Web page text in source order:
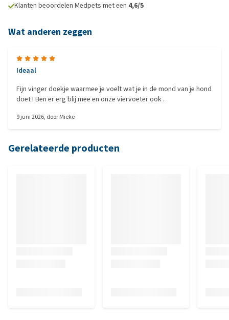
Klanten beoordelen Medpets met een 4,6/5
Wat anderen zeggen
Ideaal
Fijn vinger doekje waarmee je voelt wat je in de mond van je hond
doet ! Ben er erg blij mee en onze viervoeter ook .
9 juni 2026, doorMieke
Gerelateerde producten